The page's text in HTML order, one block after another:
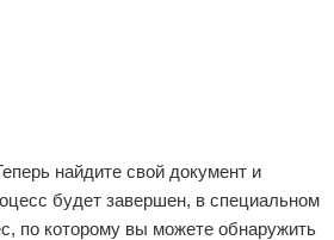
найдите свой документ и
будет завершен, в специальном
по которому вы можете обнаружить